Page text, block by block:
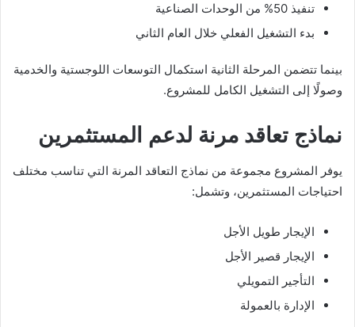
تنفيذ 50% من الوحدات الصناعية
بدء التشغيل الفعلي خلال العام الثاني
بينما تتضمن المرحلة الثانية استكمال التوسعات اللوجستية والخدمية
وصولًا إلى التشغيل الكامل للمشروع.
نماذج تعاقد مرنة لدعم المستثمرين
يوفر المشروع مجموعة من نماذج التعاقد المرنة التي تناسب مختلف
احتياجات المستثمرين، وتشمل:
الإيجار طويل الأجل
الإيجار قصير الأجل
التأجير التمويلي
الإدارة بالعمولة